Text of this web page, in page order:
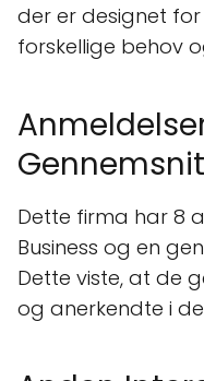
der er designet
forskellige behov
Dette firma har 8
Business og en
Dette viste, at de
og anerkendte i